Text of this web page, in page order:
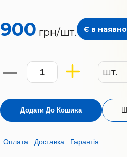
900 грн/шт. Є в
шт.
Додати До Кошика
Оплата Доставка Гарантія